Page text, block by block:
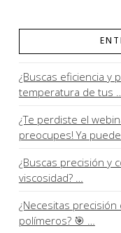
¿Buscas eficiencia y
temperatura de tus …
¿Te perdiste el
preocupes! Ya
¿Buscas precisión y
viscosidad? …
¿Necesitas
polímeros? 🎯 …